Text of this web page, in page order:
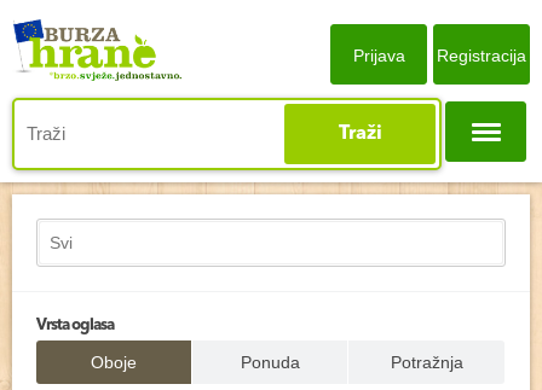
Traži
Prijava Registracija
Vrsta oglasa
Oboje Ponuda Potražnja